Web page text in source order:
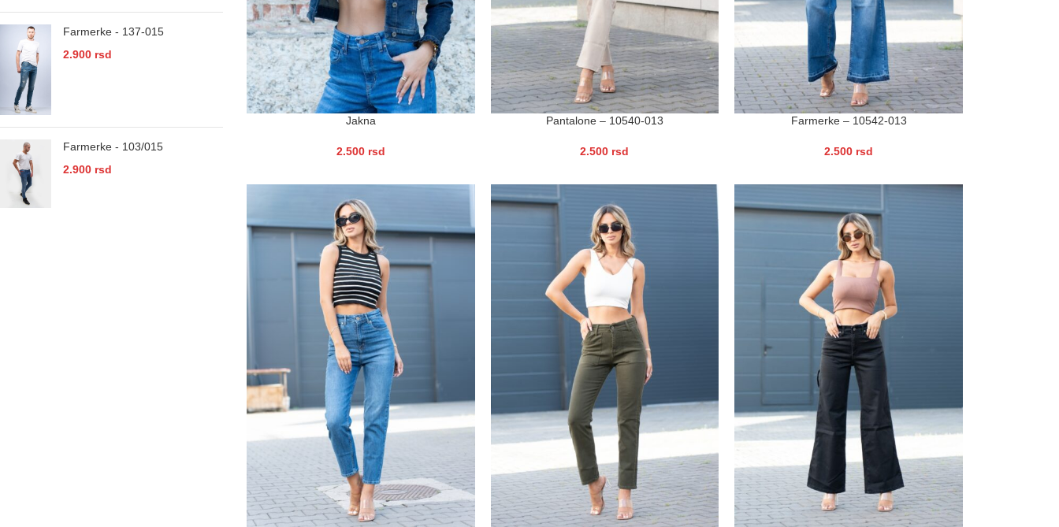
Farmerke - 137-015
2.900 rsd
Farmerke - 103/015
2.900 rsd
Jakna
2.500 rsd
Pantalone – 10540-013
2.500 rsd
Farmerke – 10542-013
2.500 rsd